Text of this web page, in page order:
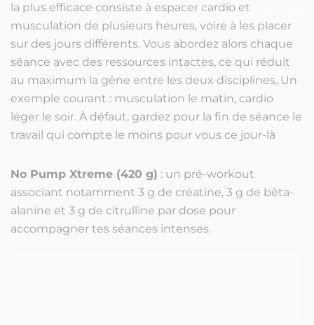
la plus efficace consiste à espacer cardio et
musculation de plusieurs heures, voire à les placer
sur des jours différents. Vous abordez alors chaque
séance avec des ressources intactes, ce qui réduit
au maximum la gêne entre les deux disciplines. Un
exemple courant : musculation le matin, cardio
léger le soir. À défaut, gardez pour la fin de séance le
travail qui compte le moins pour vous ce jour-là
No Pump Xtreme (420 g) : un pré-workout
associant notamment 3 g de créatine, 3 g de bêta-
alanine et 3 g de citrulline par dose pour
accompagner tes séances intenses.